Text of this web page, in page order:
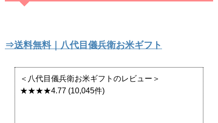
「赤ちゃんの部屋」に100均ダイソー記事を
寄稿しました！
⇒送料無料｜八代目儀兵衛お米ギフト
＜八代目儀兵衛お米ギフトのレビュー＞
★★★★4.77 (10,045件)